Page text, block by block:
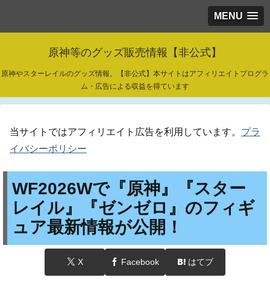
MENU
原神等のグッズ販売情報【非公式】
原神やスターレイルのグッズ情報。【非公式】本サイトはアフィリエイトプログラ
ム・広告による収益を得ています
当サイトではアフィリエイト広告を利用しています。 プラ
イバシーポリシー
WF2026Wで『原神』『スター
レイル』『ゼンゼロ』のフィギ
ュア最新情報が公開！
X Facebook はてブ